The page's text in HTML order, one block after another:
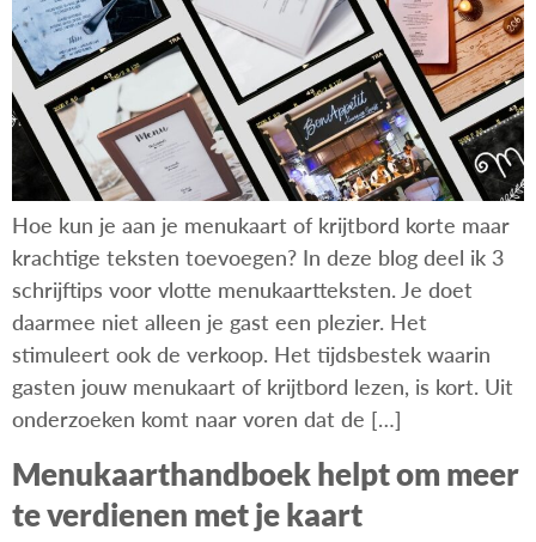
Hoe kun je aan je menukaart of krijtbord korte maar
krachtige teksten toevoegen? In deze blog deel ik 3
schrijftips voor vlotte menukaartteksten. Je doet
daarmee niet alleen je gast een plezier. Het
stimuleert ook de verkoop. Het tijdsbestek waarin
gasten jouw menukaart of krijtbord lezen, is kort. Uit
onderzoeken komt naar voren dat de […]
Menukaarthandboek helpt om meer
te verdienen met je kaart